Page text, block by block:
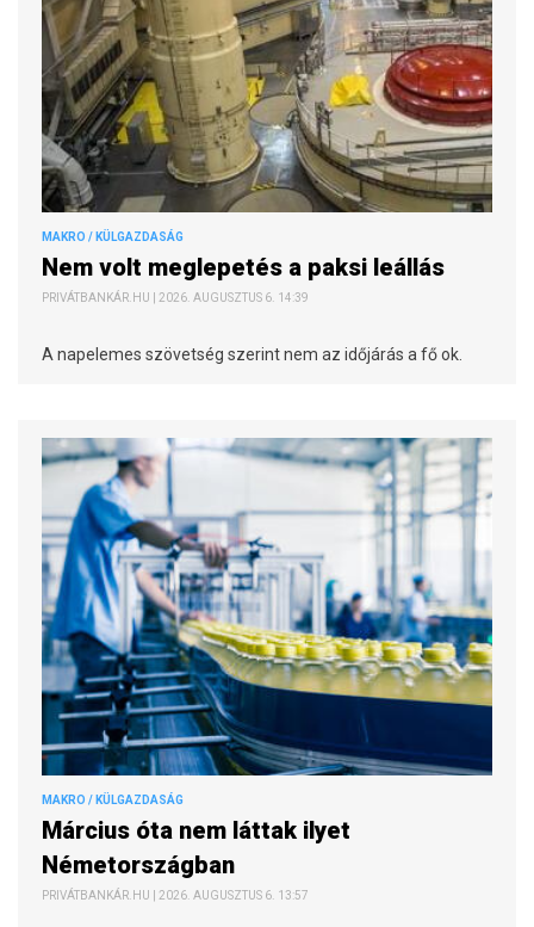
MAKRO / KÜLGAZDASÁG
Nem volt meglepetés a paksi leállás
PRIVÁTBANKÁR.HU | 2026. AUGUSZTUS 6. 14:39
A napelemes szövetség szerint nem az időjárás a fő ok.
MAKRO / KÜLGAZDASÁG
Március óta nem láttak ilyet
Németországban
PRIVÁTBANKÁR.HU | 2026. AUGUSZTUS 6. 13:57